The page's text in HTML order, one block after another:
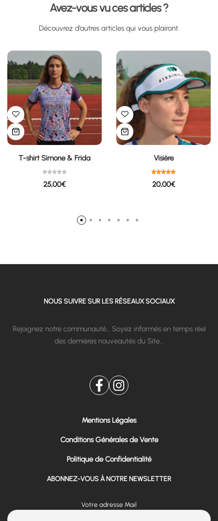
Avez-vous vu ces articles ?
Découvrez d’autres articles qui vous plairont.
T-shirt Simone & Frida
25,00€
Visière
20,00€
NOUS SUIVRE SUR LES RÉSEAUX SOCIAUX
Rejoignez notre communauté… Soyez informés en temps réel
des dernières nouveautés du Site…
Mentions Légales
Conditions Générales de Vente
Politique de Confidentialité
ABONNEZ-VOUS À NOTRE NEWSLETTER
Votre adresse Mail